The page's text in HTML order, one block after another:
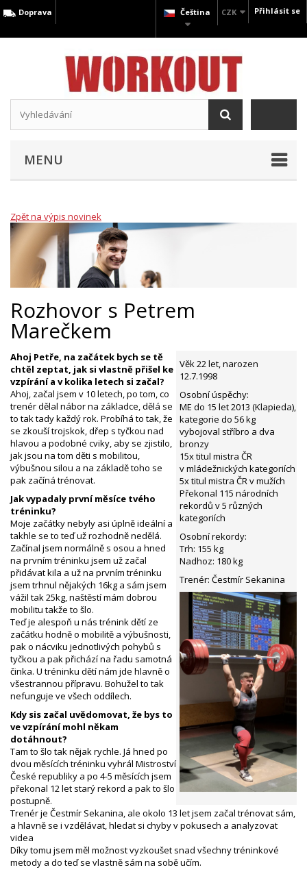
Přihlásit se
CZK
Čeština
Doprava
MENU
Zpět na výpis novinek
Rozhovor s Petrem
Marečkem
Věk 22 let, narozen
12.7.1998
Osobní úspěchy:
ME do 15 let 2013 (Klapieda),
kategorie do 56 kg
vybojoval stříbro a dva
bronzy
15x titul mistra ČR
v mládežnických kategoriích
5x titul mistra ČR v mužích
Překonal 115 národních
rekordů v 5 různých
kategoriích
Osobní rekordy:
Trh: 155 kg
Nadhoz: 180 kg
Trenér: Čestmír Sekanina
Ahoj Petře, na začátek bych se tě
chtěl zeptat, jak si vlastně přišel ke
vzpírání a v kolika letech si začal?
Ahoj, začal jsem v 10 letech, po tom, co
trenér dělal nábor na základce, dělá se
to tak tady každý rok. Probíhá to tak, že
se zkouší trojskok, dřep s tyčkou nad
hlavou a podobné cviky, aby se zjistilo,
jak jsou na tom děti s mobilitou,
výbušnou silou a na základě toho se
pak začíná trénovat.
Jak vypadaly první měsíce tvého
tréninku?
Moje začátky nebyly asi úplně ideální a
takhle se to teď už rozhodně nedělá.
Začínal jsem normálně s osou a hned
na prvním tréninku jsem už začal
přidávat kila a už na prvním tréninku
jsem trhnul nějakých 16kg a sám jsem
vážil tak 25kg, naštěstí mám dobrou
mobilitu takže to šlo.
Teď je alespoň u nás trénink dětí ze
začátku hodně o mobilitě a výbušnosti,
pak o nácviku jednotlivých pohybů s
tyčkou a pak přichází na řadu samotná
činka. U tréninku dětí nám jde hlavně o
všestrannou přípravu. Bohužel to tak
nefunguje ve všech oddílech.
Kdy sis začal uvědomovat, že bys to
ve vzpírání mohl někam
dotáhnout?
Tam to šlo tak nějak rychle. Já hned po
dvou měsících tréninku vyhrál Mistroství
České republiky a po 4-5 měsících jsem
překonal 12 let starý rekord a pak to šlo
postupně.
Trenér je Čestmír Sekanina, ale okolo 13 let jsem začal trénovat sám,
a hlavně se i vzdělávat, hledat si chyby v pokusech a analyzovat
videa
Díky tomu jsem měl možnost vyzkoušet snad všechny tréninkové
metody a do teď se vlastně sám na sobě učím.